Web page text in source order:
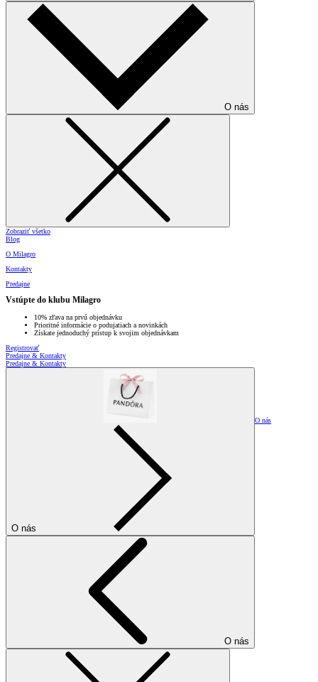
O nás
Zobraziť všetko
Blog
O Milagro
Kontakty
Predajne
Vstúpte do klubu Milagro
10% zľava na prvú objednávku
Prioritné informácie o podujatiach a novinkách
Získate jednoduchý prístup k svojim objednávkam
Registrovať
Predajne & Kontakty
Predajne & Kontakty
O nás
O nás
O nás